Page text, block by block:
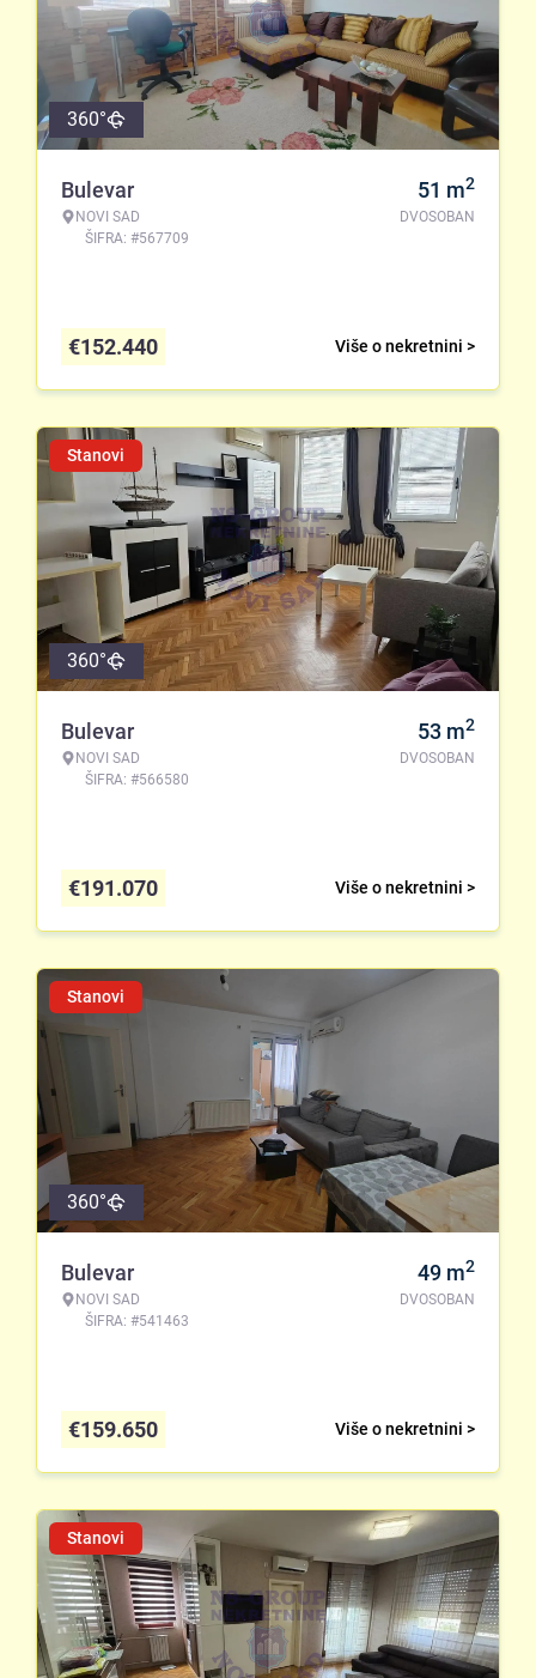
360°
Bulevar
NOVI SAD
ŠIFRA: #567709
51 m2
DVOSOBAN
Više o nekretnini >
€152.440
Stanovi
360°
Bulevar
NOVI SAD
ŠIFRA: #566580
53 m2
DVOSOBAN
Više o nekretnini >
€191.070
Stanovi
360°
Bulevar
NOVI SAD
ŠIFRA: #541463
49 m2
DVOSOBAN
Više o nekretnini >
€159.650
Stanovi